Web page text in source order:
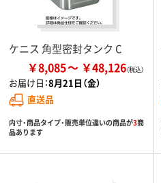
ケニス 角型密封タンク C
￥8,085 ￥48,126
お届け日：8月21日（金）
直送品
内寸・商品タイプ・販売単位違いの商品が3商
品あります